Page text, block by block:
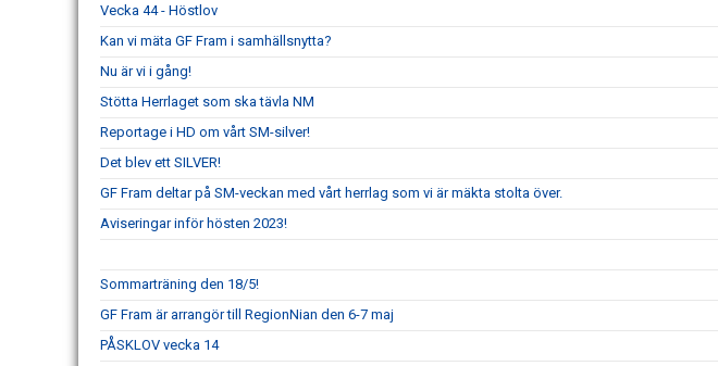
Vecka 44 - Höstlov
Kan vi mäta GF Fram i samhällsnytta?
Nu är vi i gång!
Stötta Herrlaget som ska tävla NM
Reportage i HD om vårt SM-silver!
Det blev ett SILVER!
GF Fram deltar på SM-veckan med vårt herrlag som vi är mäkta stolta över.
Aviseringar inför hösten 2023!
Sommarträning den 18/5!
GF Fram är arrangör till RegionNian den 6-7 maj
PÅSKLOV vecka 14